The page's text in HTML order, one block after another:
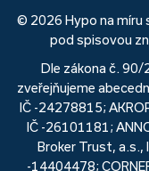
© 2026 Hypo na míru
pod spisovou
Dle zákona č.
zveřejňujeme
IČ -24278815;
IČ -26101181;
Broker Trust, a.s.,
-14404478;